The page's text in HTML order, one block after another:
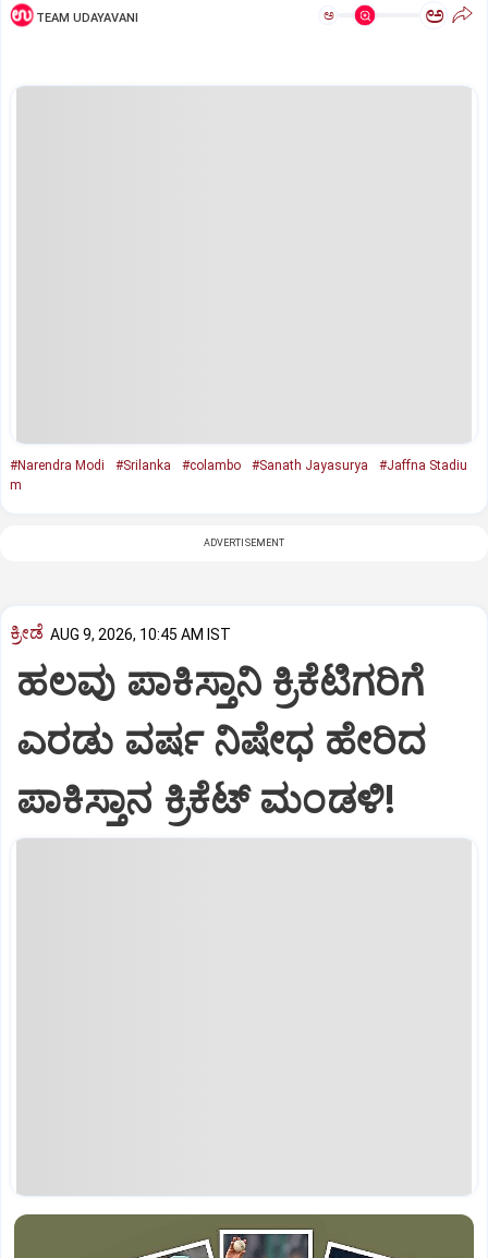
TEAM UDAYAVANI ಅ ಅ
#Narendra Modi #Srilanka #colambo #Sanath Jayasurya
#Jaffna Stadiu
m
ADVERTISEMENT
ಕ್ರೀಡೆ AUG 9, 2026, 10:45 AM IST
ಹಲವು ಪಾಕಿಸ್ತಾನಿ ಕ್ರಿಕೆಟಿಗರಿಗೆ
ಎರಡು ವರ್ಷ ನಿಷೇಧ ಹೇರಿದ
ಪಾಕಿಸ್ತಾನ ಕ್ರಿಕೆಟ್‌ ಮಂಡಳಿ!